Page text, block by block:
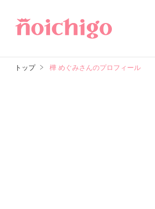
トップ 樺 めぐみさんのプロフィール